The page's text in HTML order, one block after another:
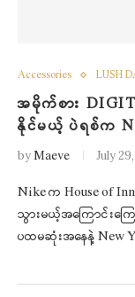
Accessories LUSH
အမိုက်စား
နိုင်မယ့် ပဲရစ်က
byMaeve July
Nike က House of
သွားမယ့်အကြောင်းက
ပထမဆုံးအနေနဲ့ New